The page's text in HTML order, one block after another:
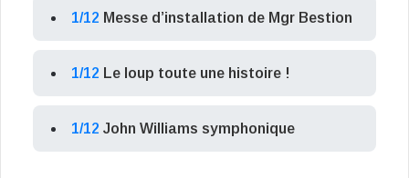
1/12 Messe d’installation de Mgr Bestion
1/12 Le loup toute une histoire !
1/12 John Williams symphonique